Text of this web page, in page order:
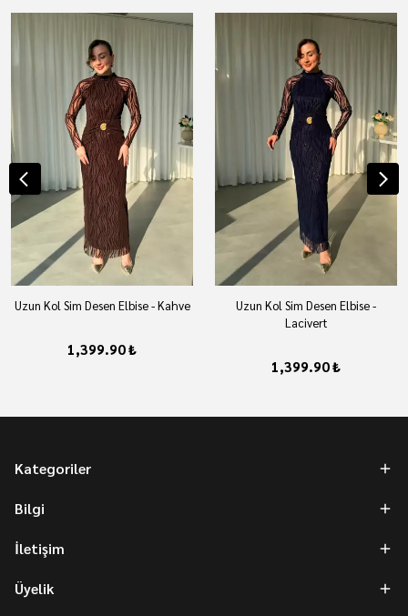
Uzun Kol Sim Desen Elbise - Kahve
1,399.90 ₺
Uzun Kol Sim Desen Elbise -
Lacivert
1,399.90 ₺
Kategoriler
Bilgi
İletişim
Üyelik